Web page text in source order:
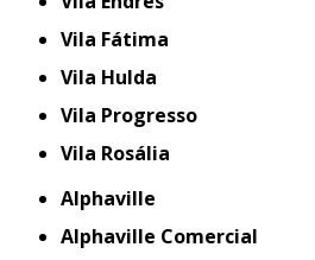
Vila Fátima
Vila Hulda
Vila Progresso
Vila Rosália
Alphaville
Alphaville Comercial